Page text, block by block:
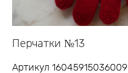
Перчатки №13
Артикул 16045915036009